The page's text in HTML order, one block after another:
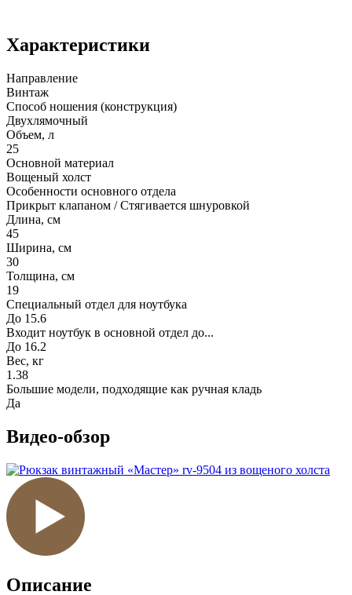
Характеристики
Направление
Винтаж
Способ ношения (конструкция)
Двухлямочный
Объем, л
25
Основной материал
Вощеный холст
Особенности основного отдела
Прикрыт клапаном / Стягивается шнуровкой
Длина, см
45
Ширина, см
30
Толщина, см
19
Специальный отдел для ноутбука
До 15.6
Входит ноутбук в основной отдел до...
До 16.2
Вес, кг
1.38
Большие модели, подходящие как ручная кладь
Да
Видео-обзор
Описание